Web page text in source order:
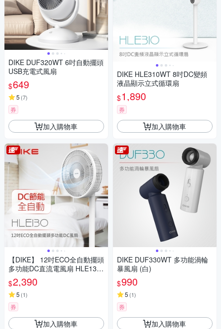
DIKE DUF320WT 6吋自動擺頭
USB充電式風扇
$649
5 (7)
券
加入購物車
【DIKE】 12吋ECO全自動擺頭
多功能DC直流電風扇 HLE130
WT
$2,390
5 (1)
券
加入購物車
DIKE HLE310WT 8吋DC變頻
液晶顯示立式循環扇
$1,890
券
加入購物車
DIKE DUF330WT 多功能渦輪
暴風扇 (白)
$990
5 (1)
券
加入購物車